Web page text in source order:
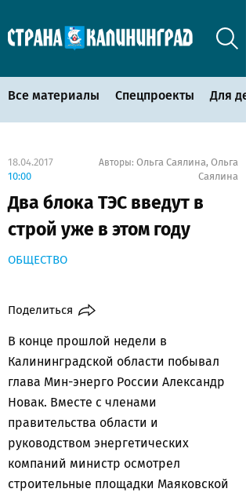
Все материалы Спецпроекты Для
18.04.2017
10:00
Авторы: Ольга Саялина, Ольга
Саялина
Два блока ТЭС введут в
строй уже в этом году
ОБЩЕСТВО
Поделиться
В конце прошлой недели в
Калининградской области побывал
глава Мин-энерго России Александр
Новак. Вместе с членами
правительства области и
руководством энергетических
компаний министр осмотрел
строительные площадки Маяковской